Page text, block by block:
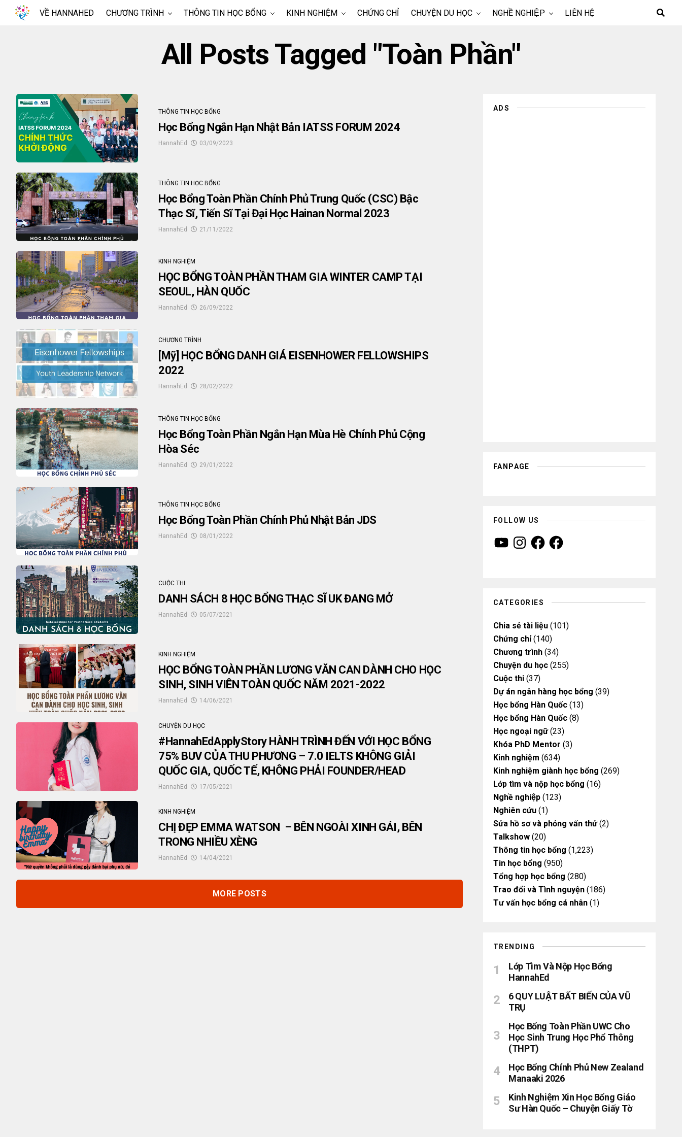
VỀ HANNAHED CHƯƠNG TRÌNH THÔNG TIN HỌC BỔNG KINH NGHIỆM CHỨNG CHỈ CHUYỆN DU HỌC NGHỀ NGHIỆP LIÊN HỆ
All Posts Tagged "Toàn Phần"
THÔNG TIN HỌC BỔNG
Học Bổng Ngắn Hạn Nhật Bản IATSS FORUM 2024
HannahEd 03/09/2023
THÔNG TIN HỌC BỔNG
Học Bổng Toàn Phần Chính Phủ Trung Quốc (CSC) Bậc
Thạc Sĩ, Tiến Sĩ Tại Đại Học Hainan Normal 2023
HannahEd 21/11/2022
KINH NGHIỆM
HỌC BỔNG TOÀN PHẦN THAM GIA WINTER CAMP TẠI
SEOUL, HÀN QUỐC
HannahEd 26/09/2022
CHƯƠNG TRÌNH
[Mỹ] HỌC BỔNG DANH GIÁ EISENHOWER FELLOWSHIPS
2022
HannahEd 28/02/2022
THÔNG TIN HỌC BỔNG
Học Bổng Toàn Phần Ngắn Hạn Mùa Hè Chính Phủ Cộng
Hòa Séc
HannahEd 29/01/2022
THÔNG TIN HỌC BỔNG
Học Bổng Toàn Phần Chính Phủ Nhật Bản JDS
HannahEd 08/01/2022
CUỘC THI
DANH SÁCH 8 HỌC BỔNG THẠC SĨ UK ĐANG MỞ
HannahEd 05/07/2021
KINH NGHIỆM
HỌC BỔNG TOÀN PHẦN LƯƠNG VĂN CAN DÀNH CHO HỌC
SINH, SINH VIÊN TOÀN QUỐC NĂM 2021-2022
HannahEd 14/06/2021
CHUYỆN DU HỌC
#HannahEdApplyStory HÀNH TRÌNH ĐẾN VỚI HỌC BỔNG
75% BUV CỦA THU PHƯƠNG – 7.0 IELTS KHÔNG GIẢI
QUỐC GIA, QUỐC TẾ, KHÔNG PHẢI FOUNDER/HEAD
HannahEd 17/05/2021
KINH NGHIỆM
CHỊ ĐẸP EMMA WATSON – BÊN NGOÀI XINH GÁI, BÊN
TRONG NHIỀU XÈNG
HannahEd 14/04/2021
MORE POSTS
ADS
FANPAGE
FOLLOW US
Y
o
n
m
F
a
F
a
CATEGORIES
Chia sẻ tài liệu (101)
Chứng chỉ(140)
Chương trình (34)
Chuyện du học (255)
Cuộc thi (37)
Dự án ngân hàng học bổng (39)
Học bổng Hàn Quốc (13)
Học bổng Hàn Quốc (8)
Học ngoại ngữ(23)
Khóa PhD Mentor (3)
Kinh nghiệm (634)
Kinh nghiệm giành học bổng (269)
Lớp tìm và nộp học bổng (16)
Nghề nghiệp (123)
Nghiên cứu (1)
Sửa hồ sơ và phỏng vấn thử(2)
Talkshow (20)
Thông tin học bổng (1,223)
Tin học bổng (950)
Tổng hợp học bổng (280)
Trao đổi và Tình nguyện (186)
Tư vấn học bổng cá nhân (1)
TRENDING
Lớp Tìm Và Nộp Học Bổng
HannahEd
6 QUY LUẬT BẤT BIẾN CỦA VŨ
TRỤ
Học Bổng Toàn Phần UWC Cho
Học Sinh Trung Học Phổ Thông
(THPT)
Học Bổng Chính Phủ New Zealand
Manaaki 2026
Kinh Nghiệm Xin Học Bổng Giáo
Sư Hàn Quốc – Chuyện Giấy Tờ